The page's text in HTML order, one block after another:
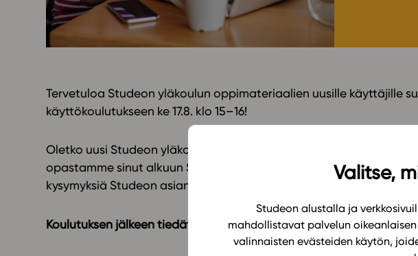
Valitse,
Studeon alustalla ja
mahdollistavat palvelun
valinnaisten evästeiden käytön,
Käyttöönotto
Tilaa
Tervetuloa Studeon yläkoulun oppimateriaalien uusille käyttäjille
käyttökoulutukseen ke 17.8. klo 15–16!
Oletko uusi Studeon yläkoulun oppimateriaalien käyttäjä? Tule
opastamme sinut alkuun Studeon käytössä. Koulutuksessa sinulla
kysymyksiä Studeon asiantuntijoille.
Koulutuksen jälkeen tiedät, miten: